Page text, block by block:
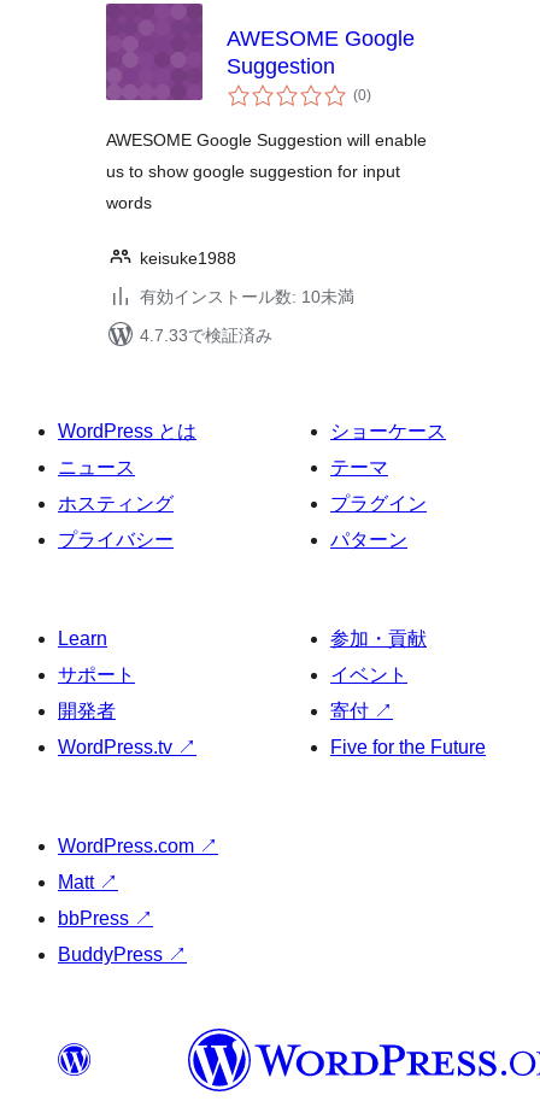
AWESOME Google
Suggestion
(0個
の
価
)
AWESOME Google Suggestion will enable
us to show google suggestion for input
words
keisuke1988
有効インストール数: 10未満
4.7.33で検証済み
WordPress とは
ニュース
ホスティング
プライバシー
ショーケース
テーマ
プラグイン
パターン
Learn
サポート
開発者
WordPress.tv ↗
参加・貢献
イベント
寄付 ↗
Five for the Future
WordPress.com ↗
Matt ↗
bbPress ↗
BuddyPress ↗